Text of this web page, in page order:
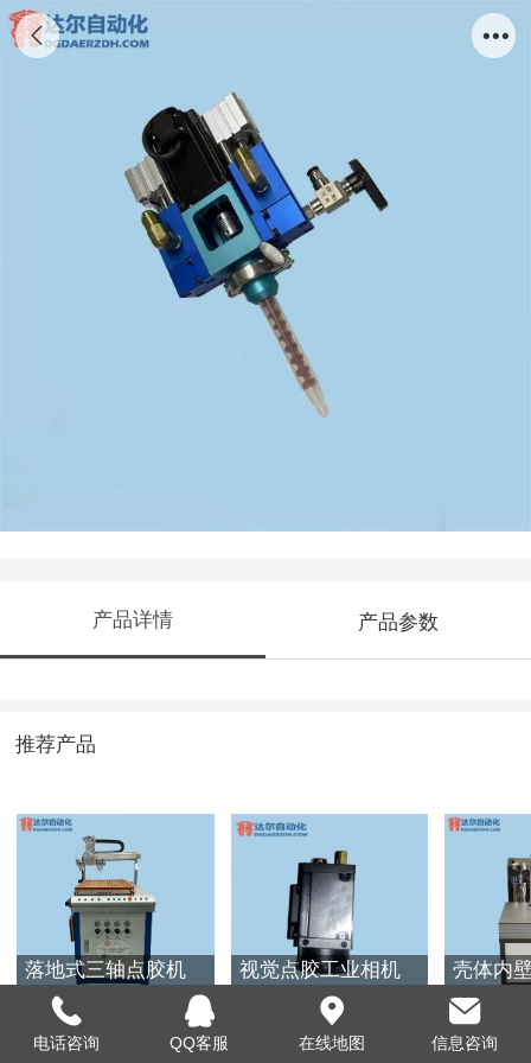
产品详情 产品参数
推荐产品
落地式三轴点胶机
DR-5070
视觉点胶工业相机
DRYS-F130M
壳体内
AB5883
电话咨询 QQ客服 在线地图 信息咨询